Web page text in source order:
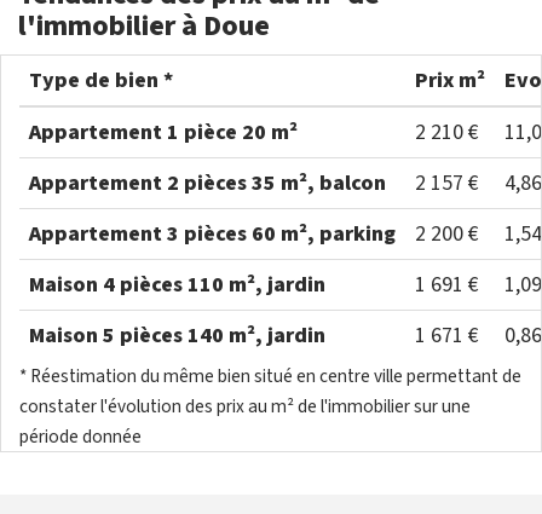
l'immobilier à Doue
Type de bien * Prix m²
Appartement 1 pièce 20 m²
2 210 €
Appartement 2 pièces 35 m², balcon
2 157 €
Appartement 3 pièces 60 m², parking
2 200 €
Maison 4 pièces 110 m², jardin
1 691 €
Maison 5 pièces 140 m², jardin
1 671 €
* Réestimation du même bien situé en centre ville permettant de
constater l'évolution des prix au m² de l'immobilier sur une
période donnée